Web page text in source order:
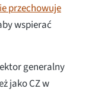
przechowuje
wspierać
generalny
jako CZ w